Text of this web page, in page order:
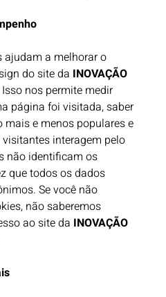
ajudam a melhorar o
do site da INOVAÇÃO
Isso nos permite medir
página foi visitada, saber
e menos populares e
interagem pelo
não identificam os
que todos os dados
Se você não
não saberemos
ao site da INOVAÇÃO